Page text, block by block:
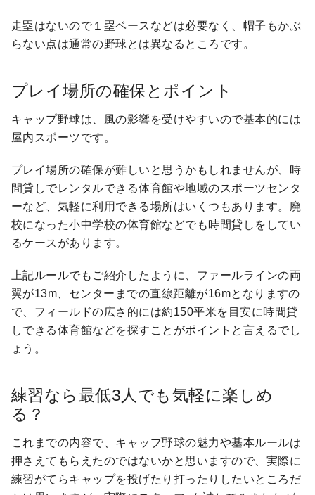
走塁はないので１塁ベースなどは必要なく、帽子もかぶ
らない点は通常の野球とは異なるところです。
プレイ場所の確保とポイント
キャップ野球は、風の影響を受けやすいので基本的には
屋内スポーツです。
プレイ場所の確保が難しいと思うかもしれませんが、時
間貸しでレンタルできる体育館や地域のスポーツセンタ
ーなど、気軽に利用できる場所はいくつもあります。廃
校になった小中学校の体育館などでも時間貸しをしてい
るケースがあります。
上記ルールでもご紹介したように、ファールラインの両
翼が13m、センターまでの直線距離が16mとなりますの
で、フィールドの広さ的には約150平米を目安に時間貸
しできる体育館などを探すことがポイントと言えるでし
ょう。
練習なら最低3人でも気軽に楽しめ
る？
これまでの内容で、キャップ野球の魅力や基本ルールは
押さえてもらえたのではないかと思いますので、実際に
練習がてらキャップを投げたり打ったりしたいところだ